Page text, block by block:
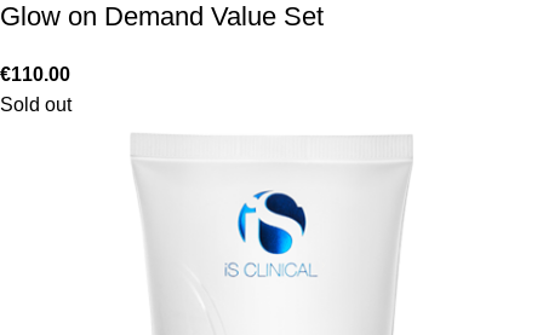
Glow on Demand Value Set
€110.00
Sold out